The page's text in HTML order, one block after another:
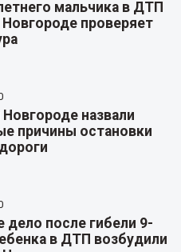
мальчика в ДТП
проверяет
назвали
причины остановки
дело после гибели 9-
в ДТП возбудили